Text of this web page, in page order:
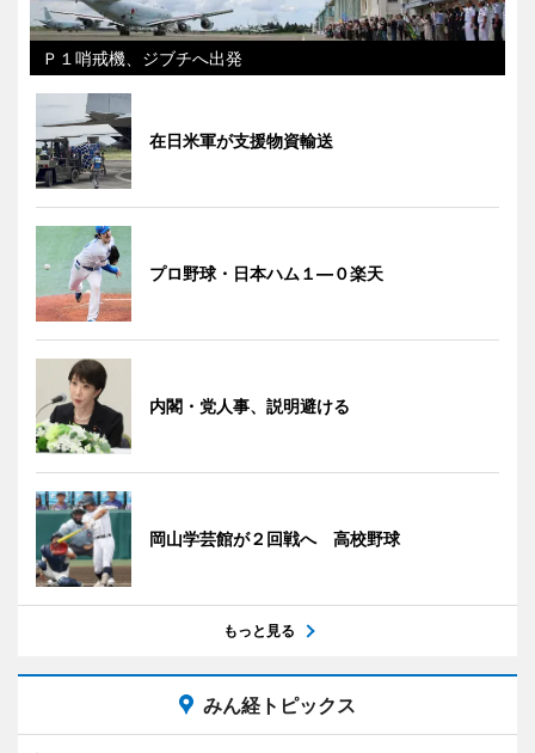
Ｐ１哨戒機、ジブチへ出発
在日米軍が支援物資輸送
プロ野球・日本ハム１―０楽天
内閣・党人事、説明避ける
岡山学芸館が２回戦へ 高校野球
もっと見る
みん経トピックス